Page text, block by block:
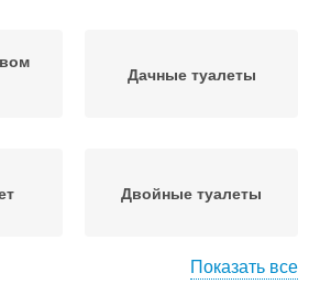
Дачные туалеты
Двойные туалеты
Показать все